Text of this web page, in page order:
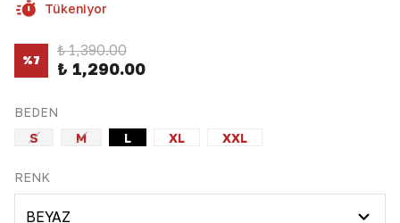
Tükeniyor
%7
₺ 1,390.00
₺ 1,290.00
BEDEN
S
M L XL XXL
RENK